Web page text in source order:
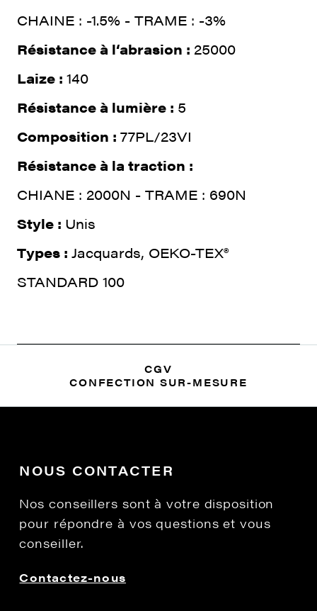
CHAINE : -1.5% - TRAME : -3%
Résistance à l‘abrasion : 25000
Laize : 140
Résistance à lumière : 5
Composition : 77PL/23VI
Résistance à la traction :
CHIANE : 2000N - TRAME : 690N
Style : Unis
Types : Jacquards, OEKO-TEX®
STANDARD 100
CGV
CONFECTION SUR-MESURE
NOUS CONTACTER
Nos conseillers sont à votre disposition
pour répondre à vos questions et vous
conseiller.
Contactez-nous